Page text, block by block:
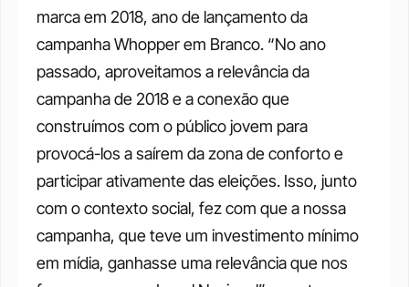
marca em 2018, ano de lançamento da
campanha Whopper em Branco. “No ano
passado, aproveitamos a relevância da
campanha de 2018 e a conexão que
construímos com o público jovem para
provocá-los a saírem da zona de conforto e
participar ativamente das eleições. Isso, junto
com o contexto social, fez com que a nossa
campanha, que teve um investimento mínimo
em mídia, ganhasse uma relevância que nos